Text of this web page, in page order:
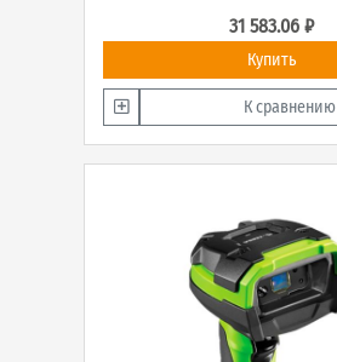
31 583.06 ₽
Купить
К сравнению